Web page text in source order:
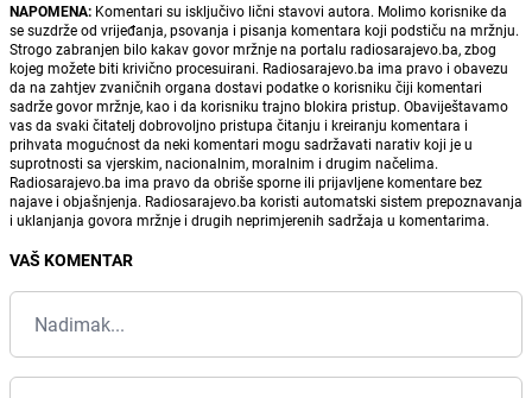
NAPOMENA: Komentari su isključivo lični stavovi autora. Molimo korisnike da
se suzdrže od vrijeđanja, psovanja i pisanja komentara koji podstiču na mržnju.
Strogo zabranjen bilo kakav govor mržnje na portalu radiosarajevo.ba, zbog
kojeg možete biti krivično procesuirani. Radiosarajevo.ba ima pravo i obavezu
da na zahtjev zvaničnih organa dostavi podatke o korisniku čiji komentari
sadrže govor mržnje, kao i da korisniku trajno blokira pristup. Obaviještavamo
vas da svaki čitatelj dobrovoljno pristupa čitanju i kreiranju komentara i
prihvata mogućnost da neki komentari mogu sadržavati narativ koji je u
suprotnosti sa vjerskim, nacionalnim, moralnim i drugim načelima.
Radiosarajevo.ba ima pravo da obriše sporne ili prijavljene komentare bez
najave i objašnjenja. Radiosarajevo.ba koristi automatski sistem prepoznavanja
i uklanjanja govora mržnje i drugih neprimjerenih sadržaja u komentarima.
VAŠ KOMENTAR